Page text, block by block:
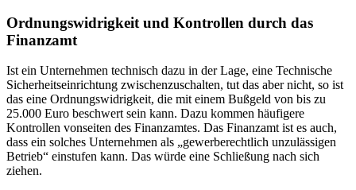
Ordnungswidrigkeit und Kontrollen durch das
Finanzamt
Ist ein Unternehmen technisch dazu in der Lage, eine Technische
Sicherheitseinrichtung zwischenzuschalten, tut das aber nicht, so ist
das eine Ordnungswidrigkeit, die mit einem Bußgeld von bis zu
25.000 Euro beschwert sein kann. Dazu kommen häufigere
Kontrollen vonseiten des Finanzamtes. Das Finanzamt ist es auch,
dass ein solches Unternehmen als „gewerberechtlich unzulässigen
Betrieb“ einstufen kann. Das würde eine Schließung nach sich
ziehen.